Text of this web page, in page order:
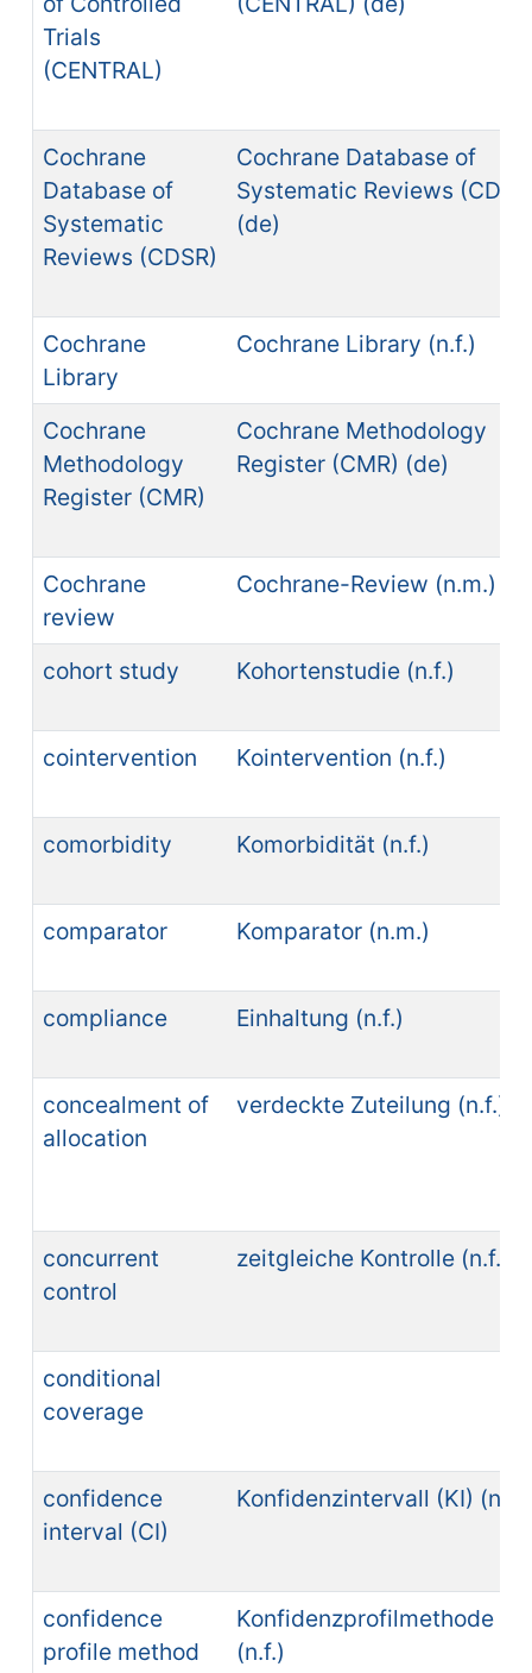
Trials
(CENTRAL)
Cochrane
Database of
Systematic
Reviews (CDSR)
Cochrane Database of
Systematic Reviews
(de)
Cochrane
Library
Cochrane Library (n.f.)
Cochrane
Methodology
Register (CMR)
Cochrane Methodology
Register (CMR) (de)
Cochrane
review
Cochrane-Review (n.m.)
cohort study Kohortenstudie (n.f.)
cointervention Kointervention (n.f.)
comorbidity Komorbidität (n.f.)
comparator Komparator (n.m.)
compliance Einhaltung (n.f.)
concealment of
allocation
verdeckte Zuteilung (n.f.)
concurrent
control
zeitgleiche Kontrolle (n.f.)
conditional
coverage
confidence
interval (CI)
Konfidenzintervall (KI)
confidence
profile method
Konfidenzprofilmethode
(n.f.)